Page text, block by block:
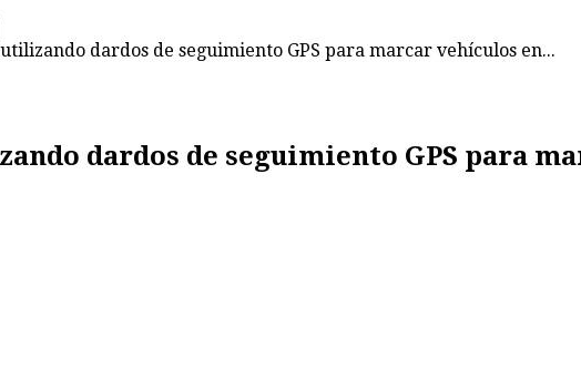
dardos de seguimiento GPS para marcar vehículos en...
dardos de seguimiento GPS para